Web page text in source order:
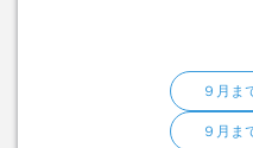
９月ま
９月ま